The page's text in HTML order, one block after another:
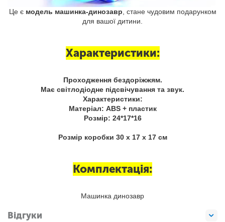
Це є модель машинка-динозавр , стане чудовим подарунком
для вашої дитини.
Характеристики:
Проходження бездоріжжям.
Має світлодіодне підсвічування та звук.
Характеристики:
Матеріал: ABS + пластик
Розмір: 24*17*16
Розмір коробки 30 х 17 х 17 см
Комплектація:
Машинка динозавр
Відгуки